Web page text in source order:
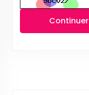
Continuer